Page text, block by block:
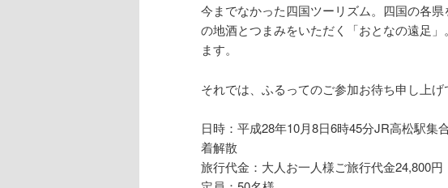
今までなかった四国ツーリズム。四国の各
の地酒とつまみをいただく「おとなの遠足
ます。
それでは、ふるってのご参加お待ち申し上げ
日時：平成28年10月8日6時45分JR高松駅集
着解散
旅行代金：大人お一人様ご旅行代金24,800円